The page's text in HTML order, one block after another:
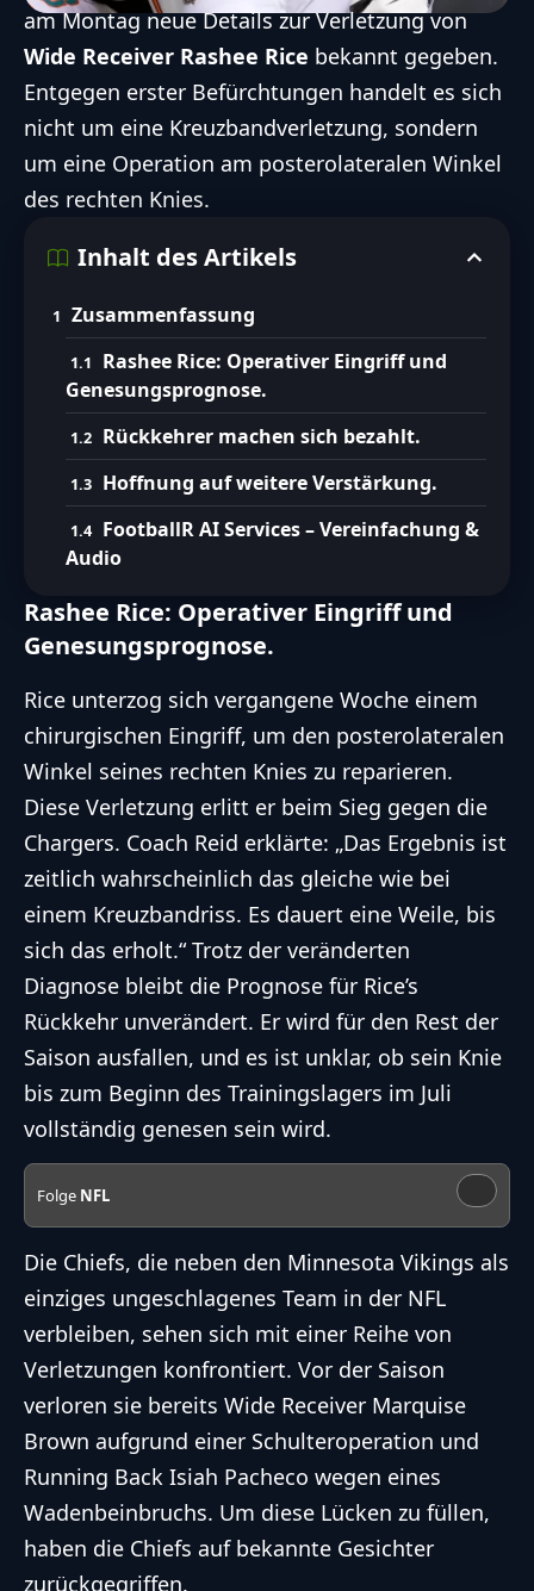
am Montag neue Details zur Verletzung von
Wide Receiver Rashee Rice bekannt gegeben.
Entgegen erster Befürchtungen handelt es sich
nicht um eine Kreuzbandverletzung, sondern
um eine Operation am posterolateralen Winkel
des rechten Knies.
Inhalt des Artikels
Zusammenfassung
Rashee Rice: Operativer Eingriff und
Genesungsprognose.
Rückkehrer machen sich bezahlt.
Hoffnung auf weitere Verstärkung.
FootballR AI Services – Vereinfachung &
Audio
Rashee Rice: Operativer Eingriff und
Genesungsprognose.
Rice unterzog sich vergangene Woche einem
chirurgischen Eingriff, um den posterolateralen
Winkel seines rechten Knies zu reparieren.
Diese Verletzung erlitt er beim Sieg gegen die
Chargers. Coach Reid erklärte: „Das Ergebnis ist
zeitlich wahrscheinlich das gleiche wie bei
einem Kreuzbandriss. Es dauert eine Weile, bis
sich das erholt.“ Trotz der veränderten
Diagnose bleibt die Prognose für Rice’s
Rückkehr unverändert. Er wird für den Rest der
Saison ausfallen, und es ist unklar, ob sein Knie
bis zum Beginn des Trainingslagers im Juli
vollständig genesen sein wird.
Folge NFL
Die Chiefs, die neben den Minnesota Vikings als
einziges ungeschlagenes Team in der NFL
verbleiben, sehen sich mit einer Reihe von
Verletzungen konfrontiert. Vor der Saison
verloren sie bereits Wide Receiver Marquise
Brown aufgrund einer Schulteroperation und
Running Back Isiah Pacheco wegen eines
Wadenbeinbruchs. Um diese Lücken zu füllen,
haben die Chiefs auf bekannte Gesichter
zurückgegriffen.